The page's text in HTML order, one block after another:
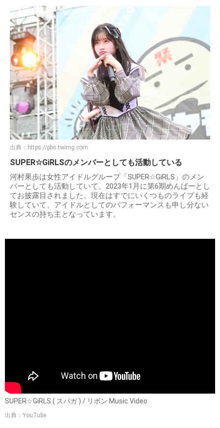
出典： https://pbs.twimg.com
SUPER☆GiRLSのメンバーとしても活動している
河村果歩は女性アイドルグループ「SUPER☆GiRLS」のメン
バーとしても活動していて、2023年1月に第6期めんばーとし
てお披露目されました。現在はすでにいくつものライブも経
験していて、アイドルとしてのパフォーマンスも申し分ない
センスの持ち主となっています。
SUPER☆GiRLS ( スパガ ) / リボン Music Video
出典：YouTube